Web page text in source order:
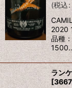
(税込:
2020
品種
ラン
[3667